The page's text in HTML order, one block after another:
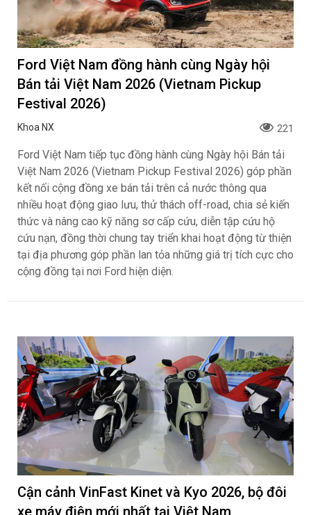
Ford Việt Nam đồng hành cùng Ngày hội
Bán tải Việt Nam 2026 (Vietnam Pickup
Festival 2026)
Khoa NX 221
Ford Việt Nam tiếp tục đồng hành cùng Ngày hội Bán tải
Việt Nam 2026 (Vietnam Pickup Festival 2026) góp phần
kết nối cộng đồng xe bán tải trên cả nước thông qua
nhiều hoạt động giao lưu, thử thách off-road, chia sẻ kiến
thức và nâng cao kỹ năng sơ cấp cứu, diễn tập cứu hộ
cứu nạn, đồng thời chung tay triển khai hoạt động từ thiện
tại địa phương góp phần lan tỏa những giá trị tích cực cho
cộng đồng tại nơi Ford hiện diện.
Cận cảnh VinFast Kinet và Kyo 2026, bộ đôi
xe máy điện mới nhất tại Việt Nam